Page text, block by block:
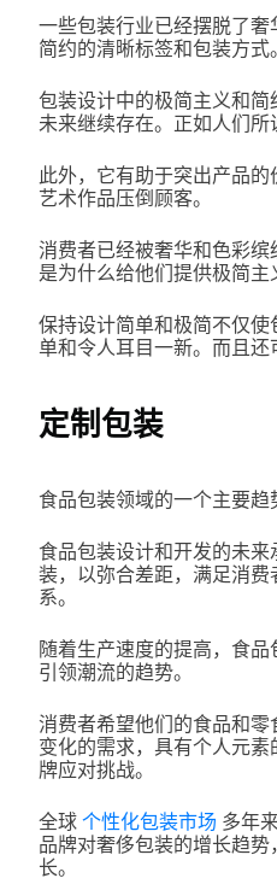
一些包装行业已经摆脱了
简约的清晰标签和包装方式。
包装设计中的极简主义和
未来继续存在。正如人们所
此外，它有助于突出产品
艺术作品压倒顾客。
消费者已经被奢华和色彩
是为什么给他们提供极简主
保持设计简单和极简不仅
单和令人耳目一新。而且还
定制包装
食品包装领域的一个主要趋
食品包装设计和开发的未
装，以弥合差距，满足消
系。
随着生产速度的提高，食
引领潮流的趋势。
消费者希望他们的食品和
变化的需求，具有个人元
牌应对挑战。
全球个性化包装市场 多年
品牌对奢侈包装的增长趋
长。